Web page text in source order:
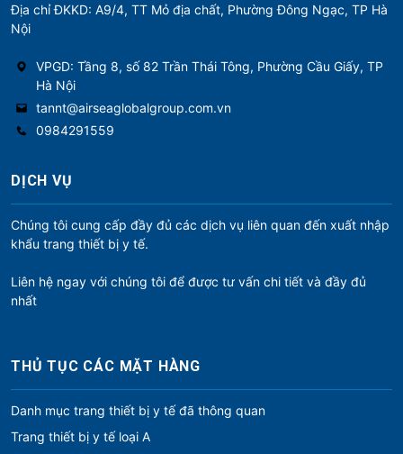
Địa chỉ ĐKKD: A9/4, TT Mỏ địa chất, Phường Đông Ngạc, TP Hà
Nội
VPGD: Tầng 8, số 82 Trần Thái Tông, Phường Cầu Giấy, TP
Hà Nội
tannt@airseaglobalgroup.com.vn
0984291559
DỊCH VỤ
Chúng tôi cung cấp đầy đủ các dịch vụ liên quan đến xuất nhập
khẩu trang thiết bị y tế.
Liên hệ ngay với chúng tôi để được tư vấn chi tiết và đầy đủ
nhất
THỦ TỤC CÁC MẶT HÀNG
Danh mục trang thiết bị y tế đã thông quan
Trang thiết bị y tế loại A